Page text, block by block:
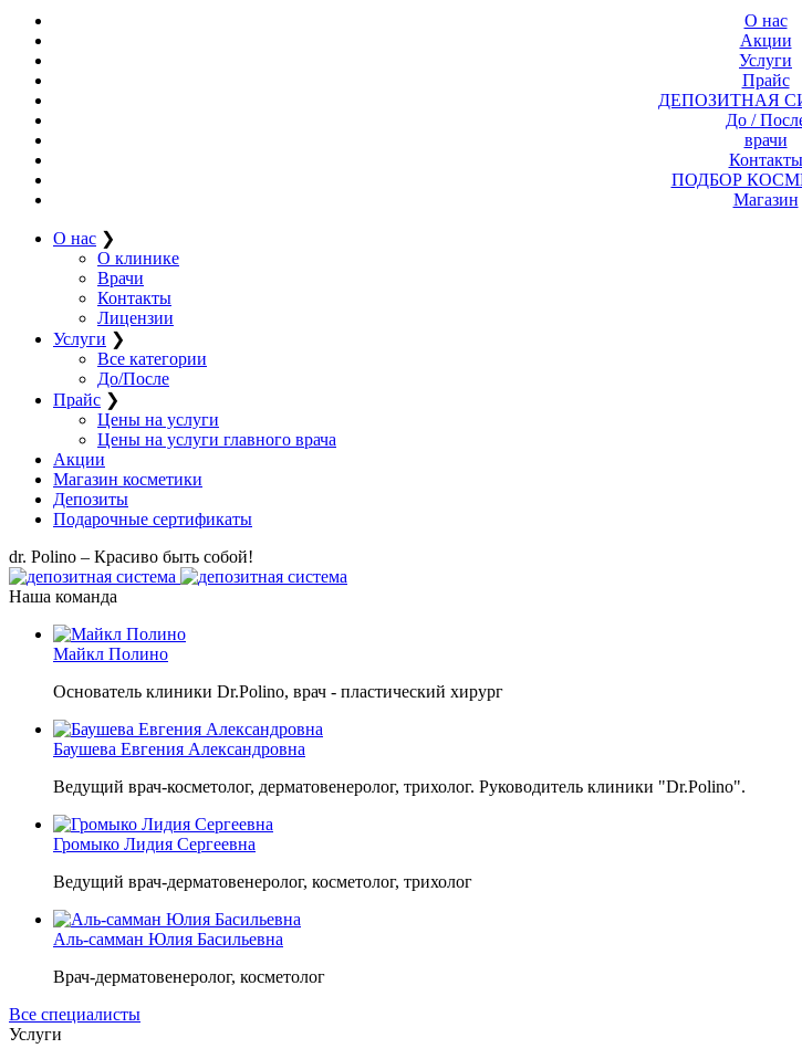
О нас
Акции
Услуги
Прайс
ДЕПОЗИТНАЯ
До /
врачи
Контакты
ПОДБОР
Магазин
О нас ❯
О клинике
Врачи
Контакты
Лицензии
Услуги ❯
Все категории
До/После
Прайс ❯
Цены на услуги
Цены на услуги главного врача
Акции
Магазин косметики
Депозиты
Подарочные сертификаты
dr. Polino – Красиво быть собой!
Наша команда
Майкл Полино
Основатель клиники Dr.Polino, врач - пластический хирург
Баушева Евгения Александровна
Ведущий врач-косметолог, дерматовенеролог, трихолог. Руководитель клиники "Dr.Polino".
Громыко Лидия Сергеевна
Ведущий врач-дерматовенеролог, косметолог, трихолог
Аль-самман Юлия Басильевна
Врач-дерматовенеролог, косметолог
Все специалисты
Услуги